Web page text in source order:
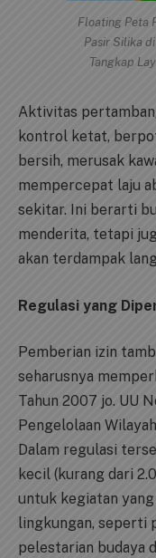
Floating Peta
Pasir Silika
Tangkap
Aktivitas
kontrol ketat,
bersih, merusak
mempercepat laju
sekitar. Ini berarti
menderita, tetapi
akan terdampak
Regulasi yang
Pemberian izin
seharusnya
Tahun 2007 jo. UU
Pengelolaan
Dalam regulasi
kecil (kurang dari
untuk kegiatan
lingkungan, seperti
pelestarian budaya